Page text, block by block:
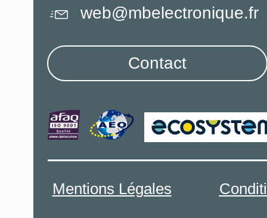
Mentions Légales
web@mbelectronique.fr
Contact